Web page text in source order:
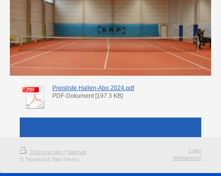
Preisliste Hallen-Abo 2024.pdf
PDF-Dokument [197.3 KB]
Druckversion
Sitemap
© Tennisclub Blau Weiss
Login
Webansicht